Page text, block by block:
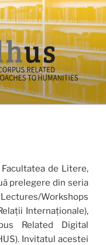
de Litere,
prelegere din seria
Lectures/Workshops
Internaționale),
Related Digital
Invitatul acestei